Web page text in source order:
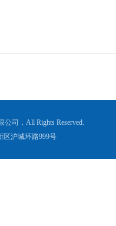
司，All Rights Reserved.
区沪城环路999号